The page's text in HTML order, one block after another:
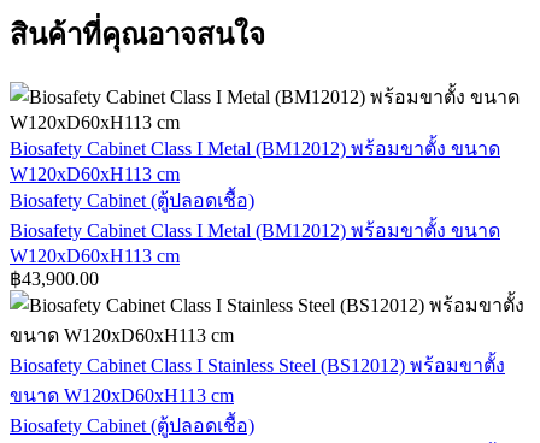
สินค้าที่คุณอาจสนใจ
Biosafety Cabinet Class I Metal (BM12012) พร้อมขาตั้ง ขนาด
W120xD60xH113 cm
Biosafety Cabinet (ตู้ปลอดเชื้อ)
Biosafety Cabinet Class I Metal (BM12012) พร้อมขาตั้ง ขนาด
W120xD60xH113 cm
฿43,900.00
Biosafety Cabinet Class I Stainless Steel (BS12012) พร้อมขาตั้ง
ขนาด W120xD60xH113 cm
Biosafety Cabinet (ตู้ปลอดเชื้อ)